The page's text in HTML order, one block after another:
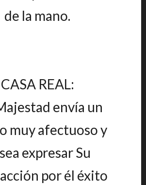
de la mano.
CASA REAL:
envía un
muy afectuoso y
expresar Su
por él éxito